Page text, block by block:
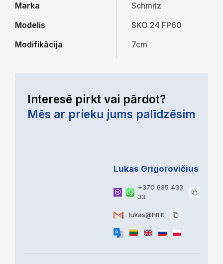
Marka
Modelis
Modifikācija
Schmitz
SKO 24 FP60
7cm
Interesē pirkt vai pārdot?
Mēs ar prieku jums palīdzēsim
Lukas Grigorovičius
+370 635 433
33
lukas@htl.lt